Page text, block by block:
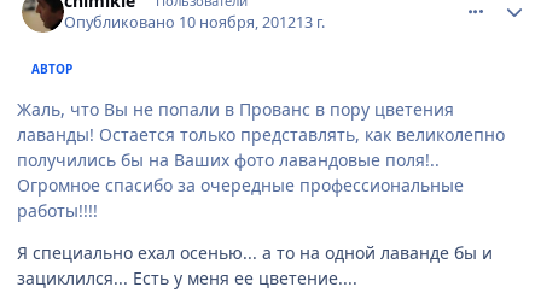
Опубликовано 10 ноября, 201213 г.
АВТОР
Жаль, что Вы не попали в Прованс в пору цветения
лаванды! Остается только представлять, как великолепно
получились бы на Ваших фото лавандовые поля!..
Огромное спасибо за очередные профессиональные
работы!!!!
Я специально ехал осенью... а то на одной лаванде бы и
зациклился... Есть у меня ее цветение....